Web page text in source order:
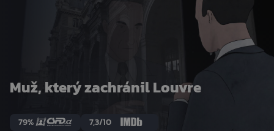
Muž, který zachránil Louvre
79% 7,3/10